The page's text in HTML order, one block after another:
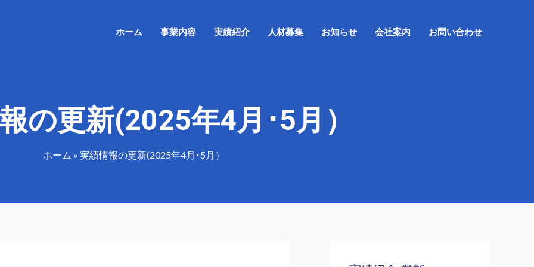
ホーム 事業内容 実績紹介 人材募集 お知らせ 会社案内 お問い合わせ
の更新(2025年4月･5月）
ホーム » 実績情報の更新(2025年4月･5月）